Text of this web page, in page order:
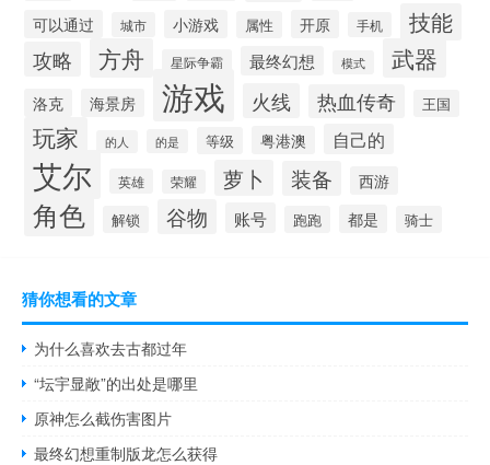
可以通过 城市 小游戏 属性 开原 手机 技能
攻略 方舟 星际争霸 最终幻想 模式 武器
洛克 海景房 游戏 火线 热血传奇 王国
玩家 的人 的是 等级 粤港澳 自己的
艾尔 英雄 荣耀 萝卜 装备 西游
角色 解锁 谷物 账号 跑跑 都是 骑士
猜你想看的文章
为什么喜欢去古都过年
“坛宇显敞”的出处是哪里
原神怎么截伤害图片
最终幻想重制版龙怎么获得